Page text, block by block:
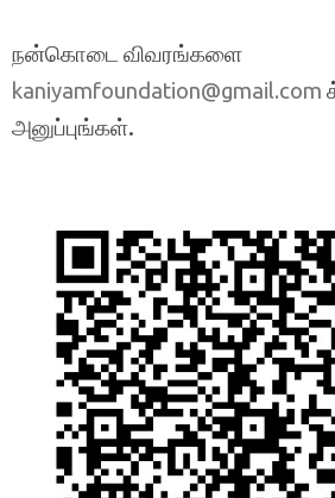
நன்கொடை விவரங்களை
kaniyamfoundation@gmail.com
அனுப்புங்கள்.